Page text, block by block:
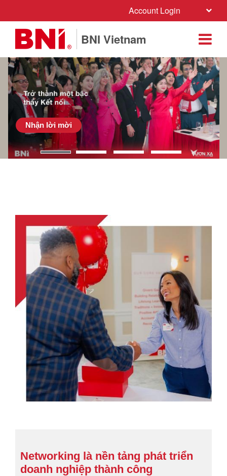
Account Login
BNI Vietnam
Nhận lời mời
Networking là nền tảng phát triển
doanh nghiệp thành công